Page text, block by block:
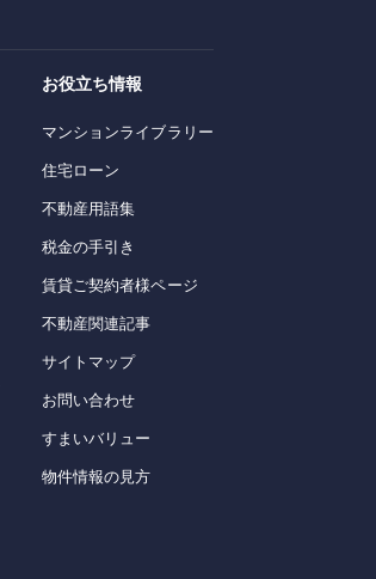
お役立ち情報
マンションライブラリー
住宅ローン
不動産用語集
税金の手引き
賃貸ご契約者様ページ
不動産関連記事
サイトマップ
お問い合わせ
すまいバリュー
物件情報の見方